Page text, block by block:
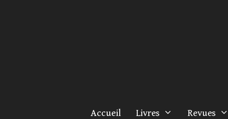
Accueil Livres Revues